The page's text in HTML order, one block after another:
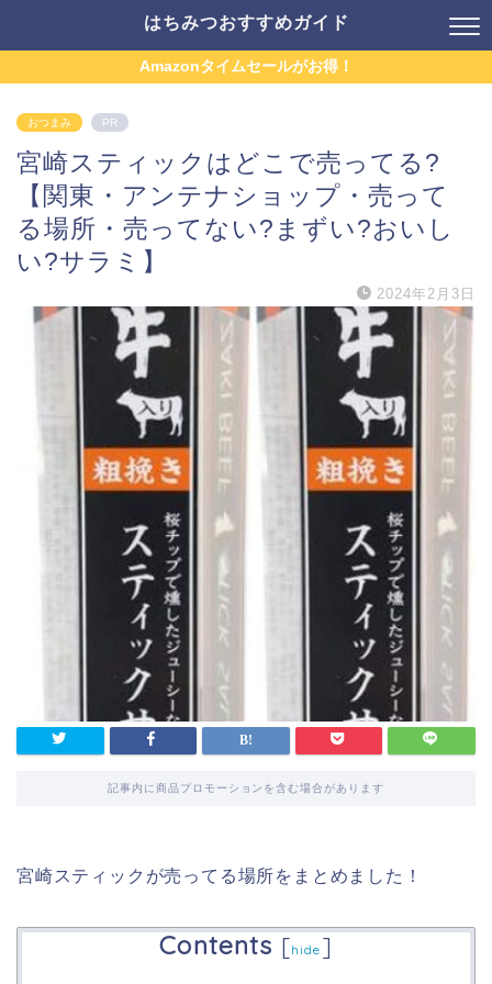
はちみつおすすめガイド
Amazonタイムセールがお得！
おつまみ PR
宮崎スティックはどこで売ってる?
【関東・アンテナショップ・売って
る場所・売ってない?まずい?おいし
い?サラミ】
2024年2月3日
記事内に商品プロモーションを含む場合があります
宮崎スティックが売ってる場所をまとめました！
Contents [hide ]